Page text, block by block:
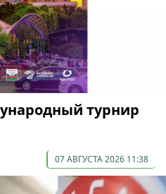
турнир
07 АВГУСТА 2026 11:38